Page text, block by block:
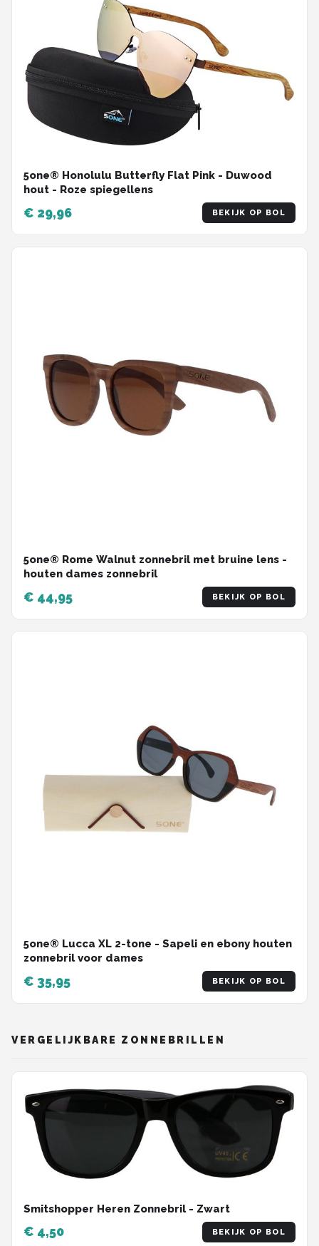
5one® Honolulu Butterfly Flat Pink - Duwood
hout - Roze spiegellens
€ 29,96 BEKIJK OP BOL
5one® Rome Walnut zonnebril met bruine lens -
houten dames zonnebril
€ 44,95 BEKIJK OP BOL
5one® Lucca XL 2-tone - Sapeli en ebony houten
zonnebril voor dames
€ 35,95 BEKIJK OP BOL
VERGELIJKBARE ZONNEBRILLEN
Smitshopper Heren Zonnebril - Zwart
€ 4,50 BEKIJK OP BOL